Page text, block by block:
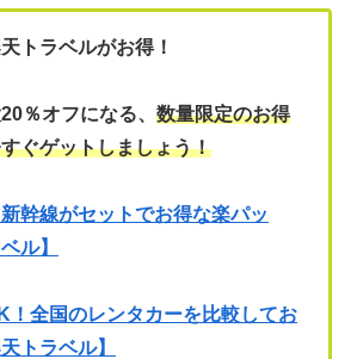
トラベルがお得！
％オフになる、 数量限定のお得
ぐゲットしましょう！
幹線がセットでお得な楽パッ
ル】
！全国のレンタカーを比較してお
トラベル】